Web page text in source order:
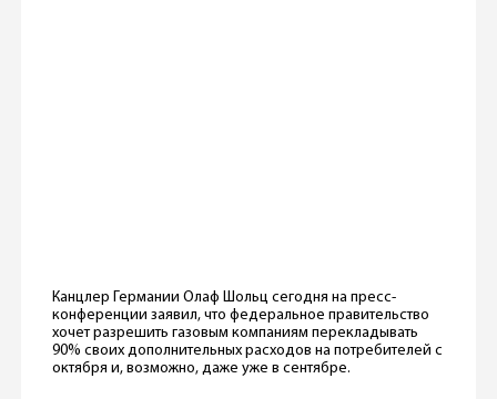
Канцлер Германии Олаф Шольц сегодня на пресс-
конференции заявил, что федеральное правительство
хочет разрешить газовым компаниям перекладывать
90% своих дополнительных расходов на потребителей с
октября и, возможно, даже уже в сентябре.